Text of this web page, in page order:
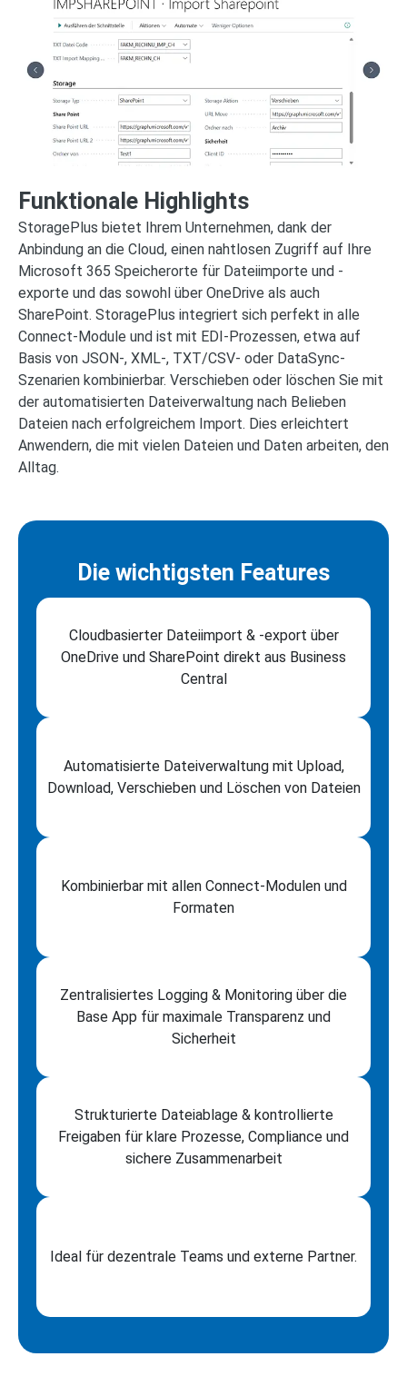
Funktionale Highlights
StoragePlus bietet Ihrem Unternehmen, dank der
Anbindung an die Cloud, einen nahtlosen Zugriff auf Ihre
Microsoft 365 Speicherorte für Dateiimporte und -
exporte und das sowohl über OneDrive als auch
SharePoint. StoragePlus integriert sich perfekt in alle
Connect-Module und ist mit EDI-Prozessen, etwa auf
Basis von JSON-, XML-, TXT/CSV- oder DataSync-
Szenarien kombinierbar. Verschieben oder löschen Sie mit
der automatisierten Dateiverwaltung nach Belieben
Dateien nach erfolgreichem Import. Dies erleichtert
Anwendern, die mit vielen Dateien und Daten arbeiten, den
Alltag.
Die wichtigsten Features
Cloudbasierter Dateiimport & -export über
OneDrive und SharePoint direkt aus Business
Central
Automatisierte Dateiverwaltung mit Upload,
Download, Verschieben und Löschen von Dateien
Kombinierbar mit allen Connect‑Modulen und
Formaten
Zentralisiertes Logging & Monitoring über die
Base App für maximale Transparenz und
Sicherheit
Strukturierte Dateiablage & kontrollierte
Freigaben für klare Prozesse, Compliance und
sichere Zusammenarbeit
Ideal für dezentrale Teams und externe Partner.